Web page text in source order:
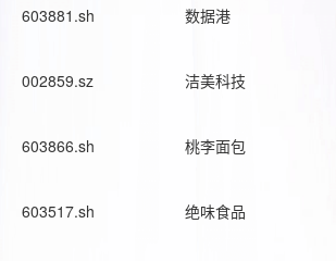
603881.sh 数据港
002859.sz 洁美科技
603866.sh 桃李面包
603517.sh 绝味食品